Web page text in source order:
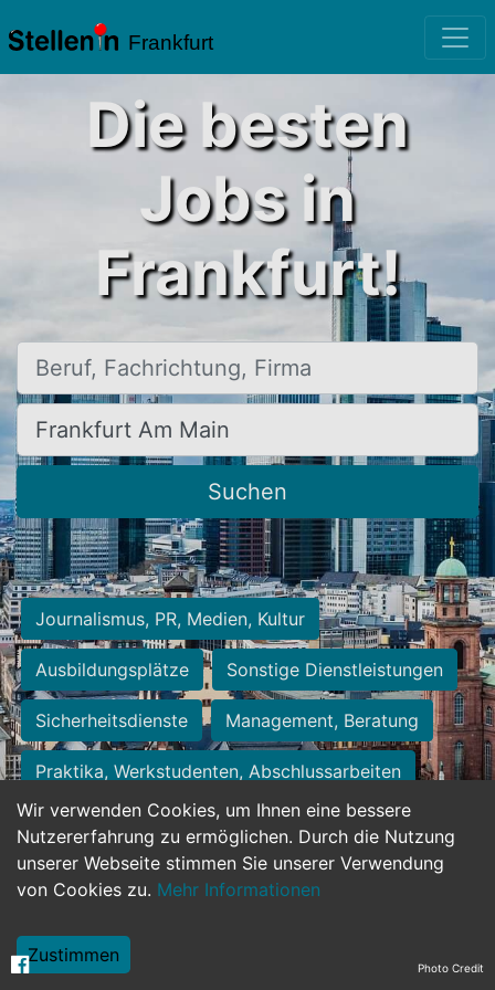
Frankfurt
Wir verwenden Cookies, um Ihnen eine bessere
Nutzererfahrung zu ermöglichen. Durch die Nutzung
unserer Webseite stimmen Sie unserer Verwendung
von Cookies zu. Mehr Informationen
Zustimmen
Die besten
Jobs in
Frankfurt!
Beruf, Fachrichtung, Firma
Ort, Stadt
Suchen
Journalismus, PR, Medien, Kultur
Ausbildungsplätze Sonstige Dienstleistungen
Sicherheitsdienste Management, Beratung
Praktika, Werkstudenten, Abschlussarbeiten
Personalwesen Assistenz, Sekretariat
Hilfskräfte, Aushilfs- und Nebenjobs
Weiterbildung, Studium, duale Ausbildung Photo Credit